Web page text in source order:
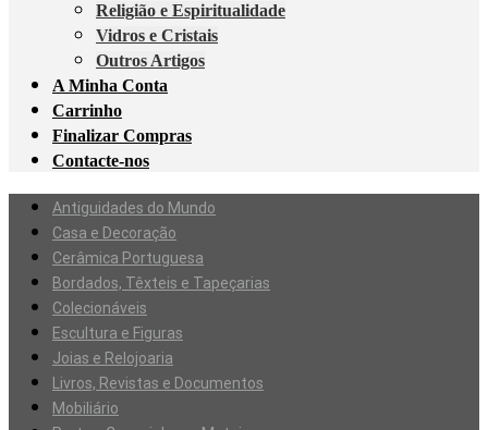
Religião e Espiritualidade
Vidros e Cristais
Outros Artigos
A Minha Conta
Carrinho
Finalizar Compras
Contacte-nos
Antiguidades do Mundo
Casa e Decoração
Cerâmica Portuguesa
Bordados, Têxteis e Tapeçarias
Colecionáveis
Escultura e Figuras
Joias e Relojoaria
Livros, Revistas e Documentos
Mobiliário